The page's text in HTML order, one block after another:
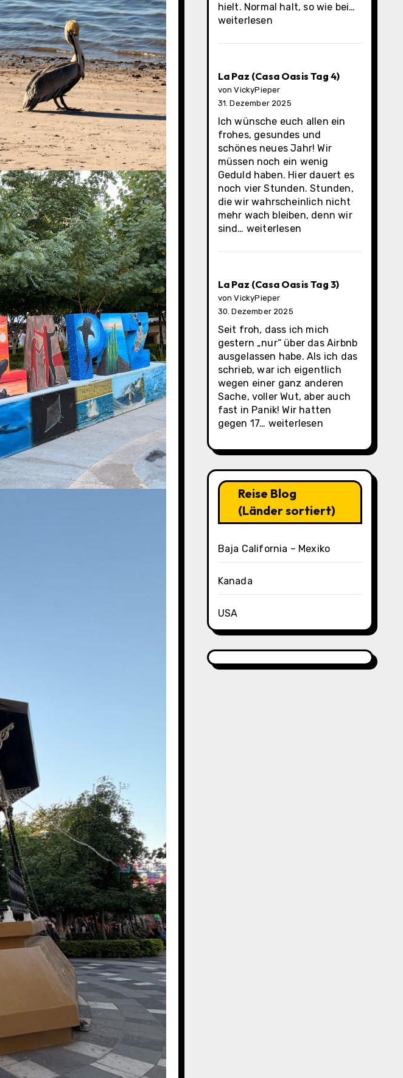
hielt. Normal halt, so wie bei…
Oasis
weiterlesen
La Paz (Casa Oasis Tag 4)
von VickyPieper
31. Dezember 2025
Ich wünsche euch allen ein
frohes, gesundes und
schönes neues Jahr! Wir
müssen noch ein wenig
Geduld haben. Hier dauert es
noch vier Stunden. Stunden,
die wir wahrscheinlich nicht
mehr wach bleiben, denn wir
sind… La
(Casa
Tag
4)
weiterlesen
La Paz (Casa Oasis Tag 3)
von VickyPieper
30. Dezember 2025
Seit froh, dass ich mich
gestern „nur“ über das Airbnb
ausgelassen habe. Als ich das
schrieb, war ich eigentlich
wegen einer ganz anderen
Sache, voller Wut, aber auch
fast in Panik! Wir hatten
gegen 17… La
(Casa
3)
weiterlesen
Reise Blog
(Länder sortiert)
Baja California – Mexiko
Kanada
USA